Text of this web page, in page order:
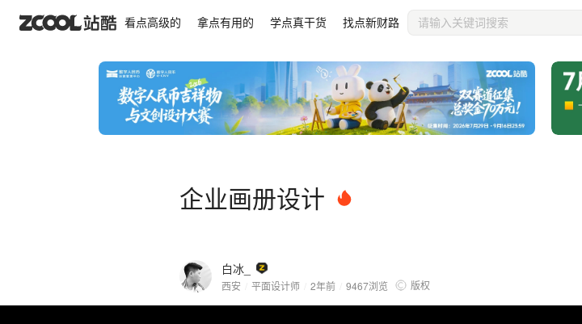
看点高级的 拿点有用的 学点真干货 找点新财路
企业画册设计
白冰_
西安 平面设计师 2年前 9467浏览 版权
企业画册设计